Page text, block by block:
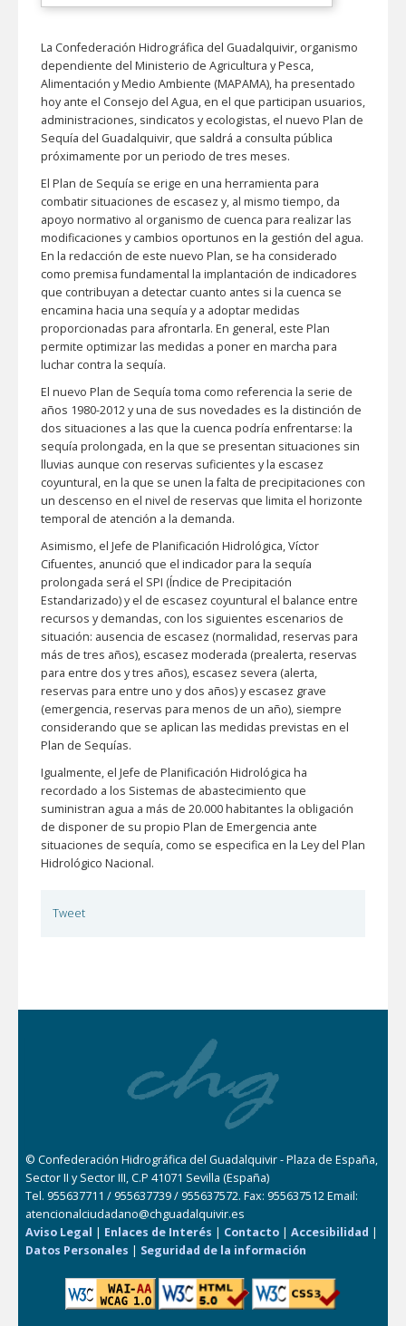
La Confederación Hidrográfica del Guadalquivir, organismo
dependiente del Ministerio de Agricultura y Pesca,
Alimentación y Medio Ambiente (MAPAMA), ha presentado
hoy ante el Consejo del Agua, en el que participan usuarios,
administraciones, sindicatos y ecologistas, el nuevo Plan de
Sequía del Guadalquivir, que saldrá a consulta pública
próximamente por un periodo de tres meses.
El Plan de Sequía se erige en una herramienta para
combatir situaciones de escasez y, al mismo tiempo, da
apoyo normativo al organismo de cuenca para realizar las
modificaciones y cambios oportunos en la gestión del agua.
En la redacción de este nuevo Plan, se ha considerado
como premisa fundamental la implantación de indicadores
que contribuyan a detectar cuanto antes si la cuenca se
encamina hacia una sequía y a adoptar medidas
proporcionadas para afrontarla. En general, este Plan
permite optimizar las medidas a poner en marcha para
luchar contra la sequía.
El nuevo Plan de Sequía toma como referencia la serie de
años 1980-2012 y una de sus novedades es la distinción de
dos situaciones a las que la cuenca podría enfrentarse: la
sequía prolongada, en la que se presentan situaciones sin
lluvias aunque con reservas suficientes y la escasez
coyuntural, en la que se unen la falta de precipitaciones con
un descenso en el nivel de reservas que limita el horizonte
temporal de atención a la demanda.
Asimismo, el Jefe de Planificación Hidrológica, Víctor
Cifuentes, anunció que el indicador para la sequía
prolongada será el SPI (Índice de Precipitación
Estandarizado) y el de escasez coyuntural el balance entre
recursos y demandas, con los siguientes escenarios de
situación: ausencia de escasez (normalidad, reservas para
más de tres años), escasez moderada (prealerta, reservas
para entre dos y tres años), escasez severa (alerta,
reservas para entre uno y dos años) y escasez grave
(emergencia, reservas para menos de un año), siempre
considerando que se aplican las medidas previstas en el
Plan de Sequías.
Igualmente, el Jefe de Planificación Hidrológica ha
recordado a los Sistemas de abastecimiento que
suministran agua a más de 20.000 habitantes la obligación
de disponer de su propio Plan de Emergencia ante
situaciones de sequía, como se especifica en la Ley del Plan
Hidrológico Nacional.
Tweet
© Confederación Hidrográfica del Guadalquivir - Plaza de España,
Sector II y Sector III, C.P 41071 Sevilla (España)
Tel. 955637711 / 955637739 / 955637572. Fax: 955637512 Email:
atencionalciudadano@chguadalquivir.es
Aviso Legal | Enlaces de Interés | Contacto |Accesibilidad |
Datos Personales | Seguridad de la información